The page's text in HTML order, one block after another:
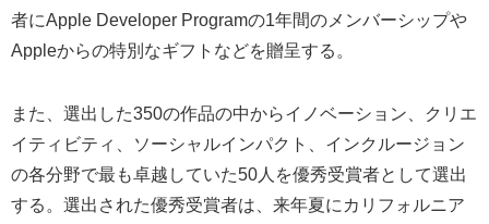
者にApple Developer Programの1年間のメンバーシップや
Appleからの特別なギフトなどを贈呈する。
また、選出した350の作品の中からイノベーション、クリエ
イティビティ、ソーシャルインパクト、インクルージョン
の各分野で最も卓越していた50人を優秀受賞者として選出
する。選出された優秀受賞者は、来年夏にカリフォルニア